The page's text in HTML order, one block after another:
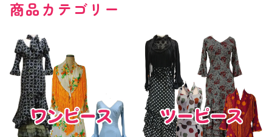
商品カテゴリー